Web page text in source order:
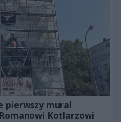
pierwszy mural
Kotlarzowi